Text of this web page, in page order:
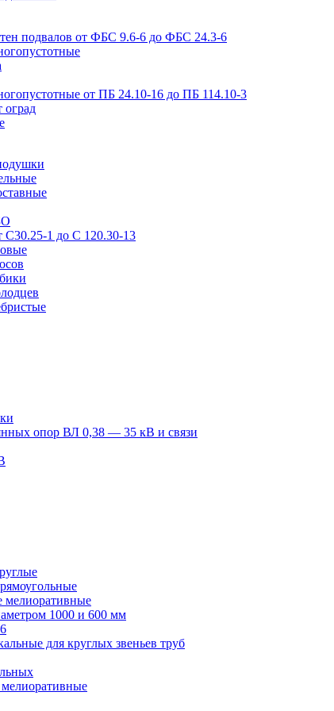
подвалов от ФБС 9.6-6 до ФБС 24.3-6
от ПБ 24.10-16 до ПБ 114.10-3
оград
С30.25-1 до С 120.30-13
опор ВЛ 0,38 — 35 кВ и связи
мелиоративные
1000 и 600 мм
для круглых звеньев труб